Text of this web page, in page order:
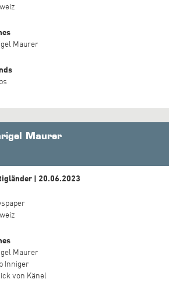
Maurer
Maurer
| 20.06.2023
Maurer
Inniger
von Känel